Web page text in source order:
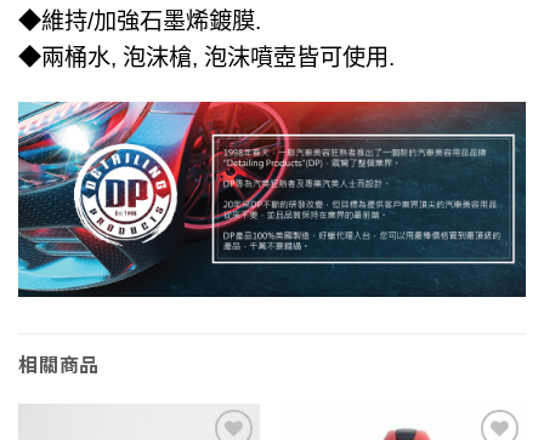
◆維持/加強石墨烯鍍膜.
◆兩桶水, 泡沫槍, 泡沫噴壺皆可使用.
相關商品